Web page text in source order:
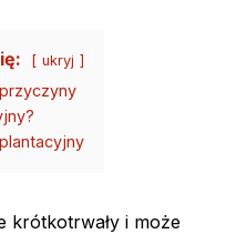
ukryj
krótkotrwały i może